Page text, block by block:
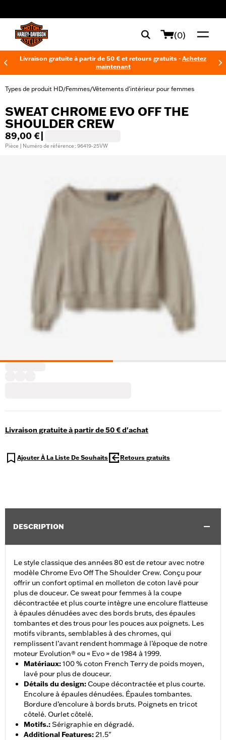
(0)
Livraison gratuite à partir de 50 € et retours gratuits - Achetez
maintenant
Types de produit HD/Femmes/Vêtements d'intérieur pour femmes
SWEAT CHROME EVO OFF THE
SHOULDER CREW
89,00 €
Pièce | Numéro de référence : 96419-25VW
Livraison gratuite à partir de 50 € d'achat
Ajouter À La Liste De Souhaits Retours gratuits
DESCRIPTION
Le style classique des années 80 est de retour avec notre
modèle Chrome Evo Off The Shoulder Crew. Conçu pour
offrir un confort optimal en molleton de coton lavé pour
plus de douceur. Ce sweat pour femmes à la coupe
décontractée et plus courte intègre une encolure flatteuse
à épaules dénudées avec des bords bruts, des épaules
tombantes et des trous pour les pouces aux poignets. Les
motifs vibrants, semblables à des chromes, qui
remplissent l’avant rendent hommage à l’époque de notre
moteur Evolution® ou « Evo » de 1984 à 1999.
Matériaux:100 % coton French Terry de poids moyen,
lavé pour plus de douceur.
Détails du design:Coupe décontractée et plus courte.
Encolure à épaules dénudées. Épaules tombantes.
Bordure d’encolure à bords bruts. Poignets en tricot
côtelé. Ourlet côtelé.
Motifs.:Sérigraphie en dégradé.
Additional Features:21.5"